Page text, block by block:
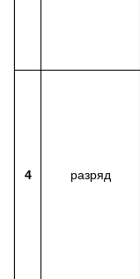
4 разряд